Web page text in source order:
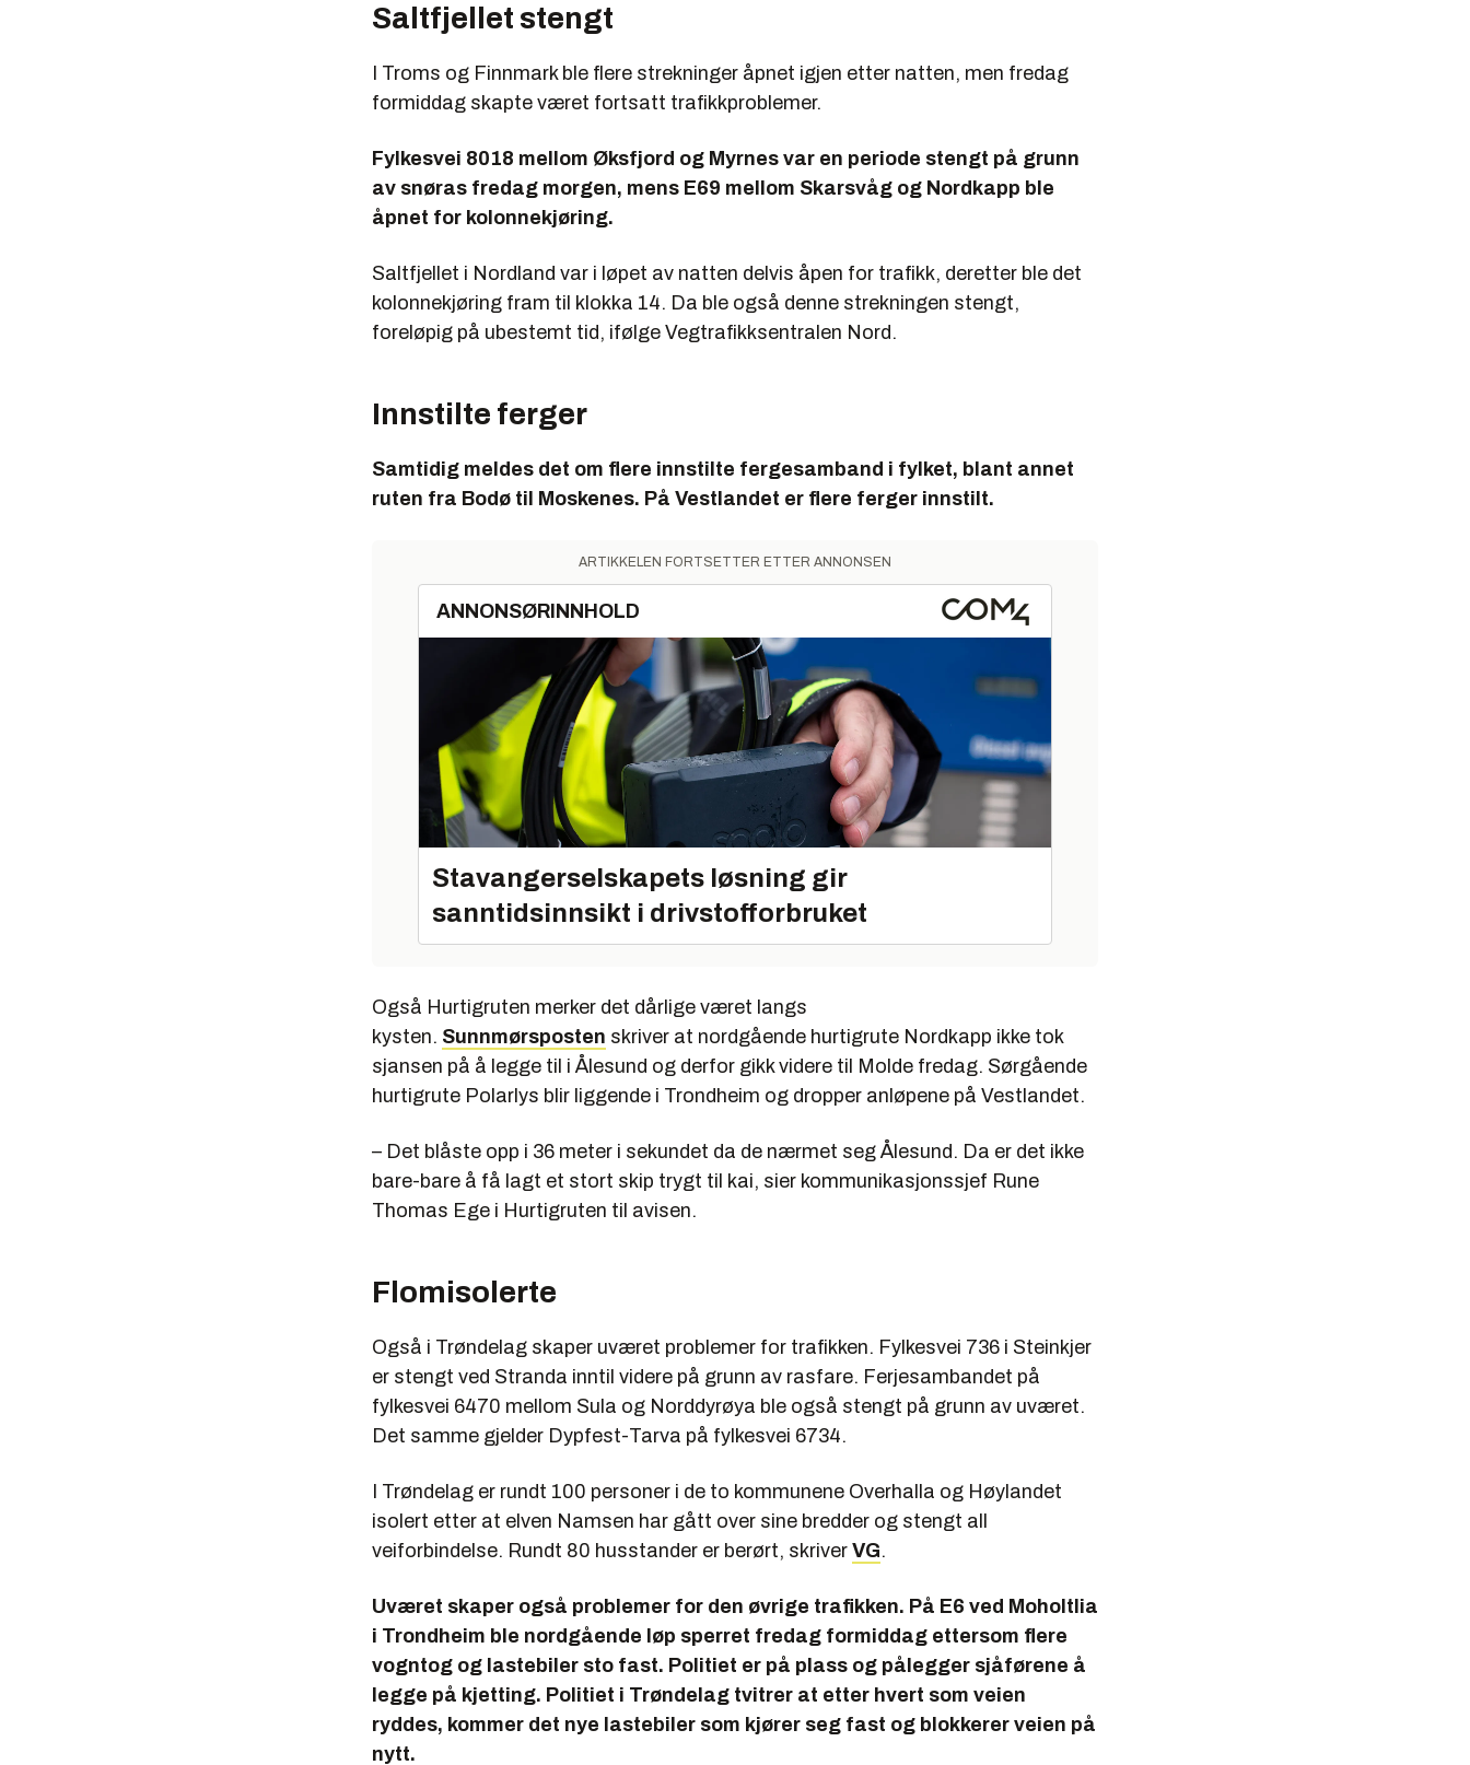
Saltfjellet stengt
I Troms og Finnmark ble flere strekninger åpnet igjen etter natten, men fredag
formiddag skapte været fortsatt trafikkproblemer.
Fylkesvei 8018 mellom Øksfjord og Myrnes var en periode stengt på grunn
av snøras fredag morgen, mens E69 mellom Skarsvåg og Nordkapp ble
åpnet for kolonnekjøring.
Saltfjellet i Nordland var i løpet av natten delvis åpen for trafikk, deretter ble det
kolonnekjøring fram til klokka 14. Da ble også denne strekningen stengt,
foreløpig på ubestemt tid, ifølge Vegtrafikksentralen Nord.
Innstilte ferger
Samtidig meldes det om flere innstilte fergesamband i fylket, blant annet
ruten fra Bodø til Moskenes. På Vestlandet er flere ferger innstilt.
ARTIKKELEN FORTSETTER ETTER ANNONSEN
ANNONSØRINNHOLD
Stavangerselskapets løsning gir
sanntidsinnsikt i drivstofforbruket
Også Hurtigruten merker det dårlige været langs
kysten. Sunnmørsposten skriver at nordgående hurtigrute Nordkapp ikke tok
sjansen på å legge til i Ålesund og derfor gikk videre til Molde fredag. Sørgående
hurtigrute Polarlys blir liggende i Trondheim og dropper anløpene på Vestlandet.
– Det blåste opp i 36 meter i sekundet da de nærmet seg Ålesund. Da er det ikke
bare-bare å få lagt et stort skip trygt til kai, sier kommunikasjonssjef Rune
Thomas Ege i Hurtigruten til avisen.
Flomisolerte
Også i Trøndelag skaper uværet problemer for trafikken. Fylkesvei 736 i Steinkjer
er stengt ved Stranda inntil videre på grunn av rasfare. Ferjesambandet på
fylkesvei 6470 mellom Sula og Norddyrøya ble også stengt på grunn av uværet.
Det samme gjelder Dypfest-Tarva på fylkesvei 6734.
I Trøndelag er rundt 100 personer i de to kommunene Overhalla og Høylandet
isolert etter at elven Namsen har gått over sine bredder og stengt all
veiforbindelse. Rundt 80 husstander er berørt, skriver VG.
Uværet skaper også problemer for den øvrige trafikken. På E6 ved Moholtlia
i Trondheim ble nordgående løp sperret fredag formiddag ettersom flere
vogntog og lastebiler sto fast. Politiet er på plass og pålegger sjåførene å
legge på kjetting. Politiet i Trøndelag tvitrer at etter hvert som veien
ryddes, kommer det nye lastebiler som kjører seg fast og blokkerer veien på
nytt.